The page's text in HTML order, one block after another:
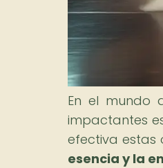
En el mundo
impactantes
efectiva estas
esencia y la